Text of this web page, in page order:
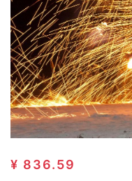
¥ 836.59